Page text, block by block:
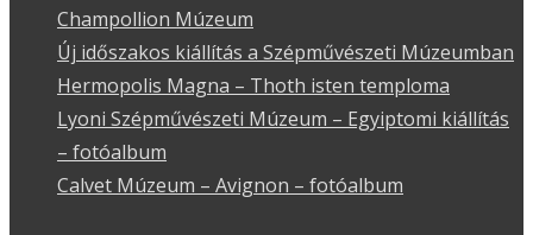
Champollion Múzeum
Új időszakos kiállítás a Szépművészeti Múzeumban
Hermopolis Magna – Thoth isten temploma
Lyoni Szépművészeti Múzeum – Egyiptomi kiállítás
– fotóalbum
Calvet Múzeum – Avignon – fotóalbum